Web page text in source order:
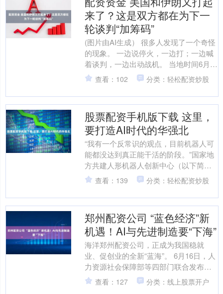
来了？这是双方都在为下一
轮谈判“加筹码”
(图片由AI生成） 很多人发现了一个奇怪
的现象。 一边说停火，一边打；一边喊
着谈判，一边出动战机。 当地时间6月26
日，美军宣布对伊朗目标实施打击；几
乎与此同时....
查看：102 分类：轻松配资炒股
股票配资手机版下载 这里，
要打造AI时代的华强北
“我有一个反常识的观点，目前机器人可
能都没达到真正能干活的阶段。”国家地
方共建人形机器人创新中心（以下简
称“国地中心”）首席科学家江磊6月16日
在接受证券时报记....
查看：139 分类：轻松配资炒股
郑州配资公司 “蓝色经济”新
机遇！AI与先进制造要“下海”
海洋郑州配资公司，正成为我国稳就
业、促创业的全新“蓝海”。 6月16日，人
力资源社会保障部等四部门联合发布
《关于支持海洋经济发展促进就业创业
的通知》（以下简称《....
查看：127 分类：线上股票开户